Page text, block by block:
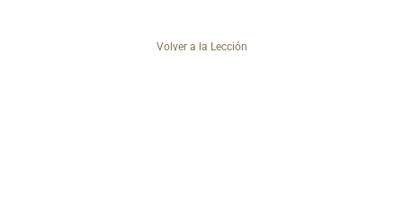
Volver a la Lección